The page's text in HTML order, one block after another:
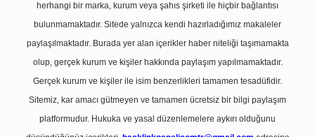
herhangi bir marka, kurum veya şahıs şirketi ile hiçbir bağlantısı
bulunmamaktadır. Sitede yalnızca kendi hazırladığımız makaleler
paylaşılmaktadır. Burada yer alan içerikler haber niteliği taşımamakta
olup, gerçek kurum ve kişiler hakkında paylaşım yapılmamaktadır.
Gerçek kurum ve kişiler ile isim benzerlikleri tamamen tesadüfidir.
Sitemiz, kar amacı gütmeyen ve tamamen ücretsiz bir bilgi paylaşım
platformudur. Hukuka ve yasal düzenlemelere aykırı olduğunu